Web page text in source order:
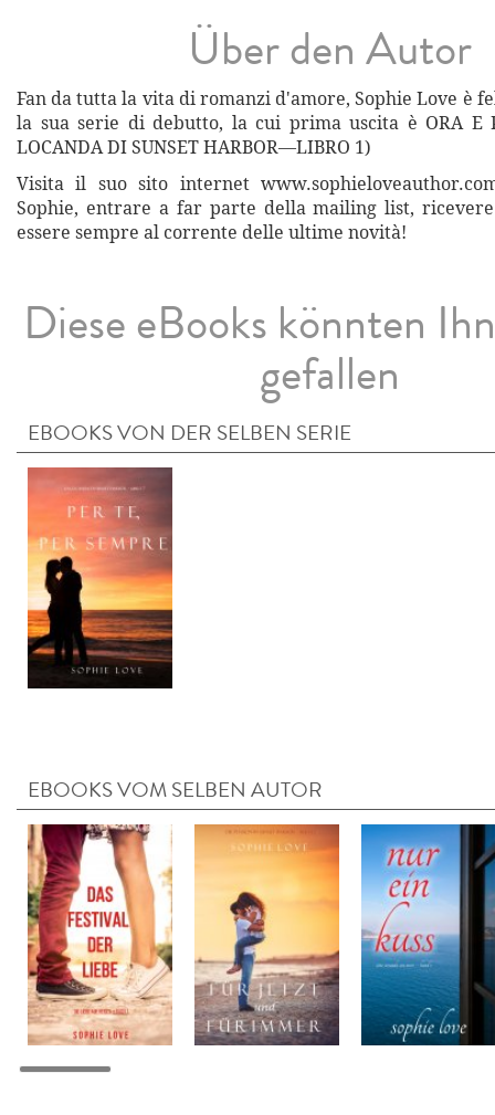
Über den Autor
Fan da tutta la vita di romanzi d'amore, Sophie Love è
la sua serie di debutto, la cui prima uscita è ORA E
LOCANDA DI SUNSET HARBOR—LIBRO 1)
Visita il suo sito internet
Sophie, entrare a far parte della mailing list,
essere sempre al corrente delle ultime novità!
Diese eBooks könnten
gefallen
EBOOKS VON DER SELBEN SERIE
EBOOKS VOM SELBEN AUTOR